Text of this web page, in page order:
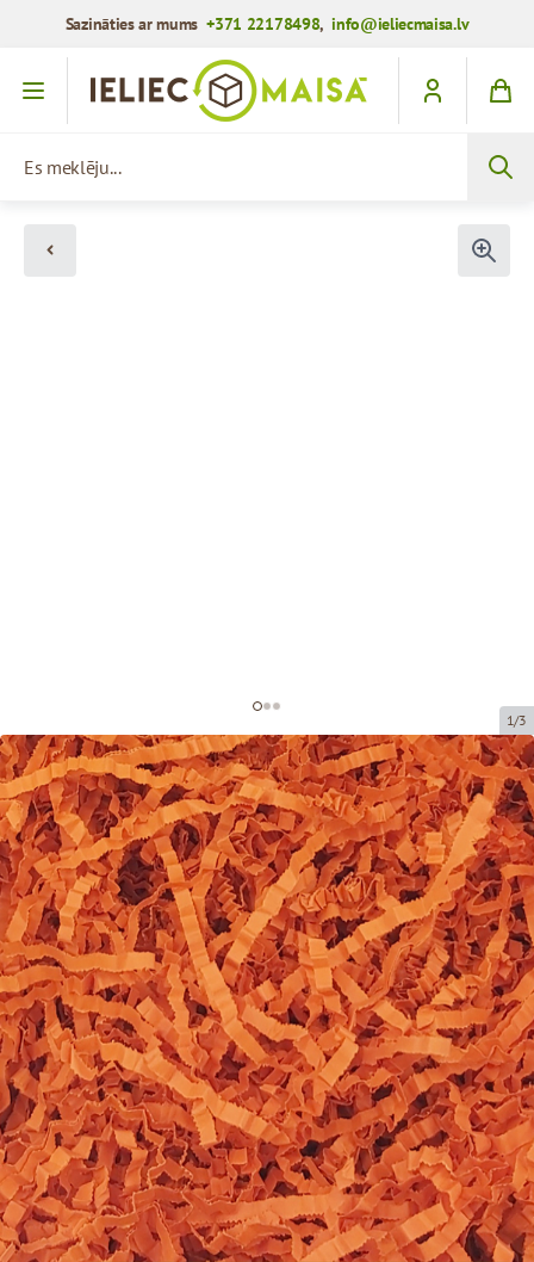
Sazināties ar mums+371 22178498,info@ieliecmaisa.lv
Iet uz saturu
1/3
Papīra skaidas dekorēšanai
Preces kods:DS203
Izmērs:20 x 20 cm (150 grami)
Materiāls:Papīrs, 4 mm
Prece ir pieejama saņemšanai pakomātā.
Cena par 1 iepak.
3,21 €
1+ iepak.